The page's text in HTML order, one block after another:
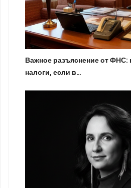
Важное разъяснение от ФНС:
налоги, если в…